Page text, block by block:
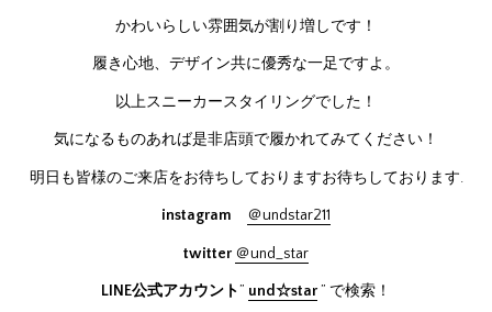
かわいらしい雰囲気が割り増しです！
履き心地、デザイン共に優秀な一足ですよ。
以上スニーカースタイリングでした！
気になるものあれば是非店頭で履かれてみてください！
明日も皆様のご来店をお待ちしておりますお待ちしております.
instagram ＠undstar211
twitter ＠und_star
LINE公式アカウント” und☆star” で検索！